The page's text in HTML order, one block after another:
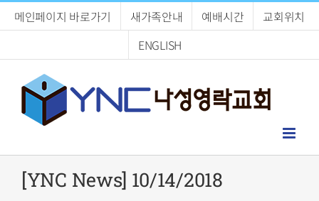
메인페이지 바로가기 새가족안내 예배시간
교회위치
ENGLISH
[YNC News] 10/14/2018